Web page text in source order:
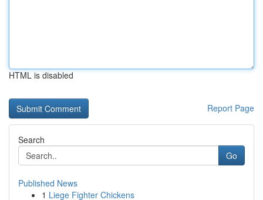
HTML is disabled
Report Page
Search
Go
Published News
1 Liege Fighter Chickens